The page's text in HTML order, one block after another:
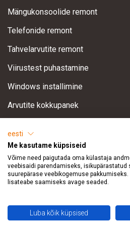
Mängukonsoolide remont
Telefonide remont
Tahvelarvutite remont
Viirustest puhastamine
Windows installimine
Arvutite kokkupanek
Arvuti optimeerimine
Tugi
TikTok
eesti
Me kasutame küpsiseid
Võime need paigutada oma külastaja
veebisaidi parendamiseks, isikupärastatud
suurepärase veebikogemuse
lisateabe saamiseks avage seaded.
Luba kõik küpsised